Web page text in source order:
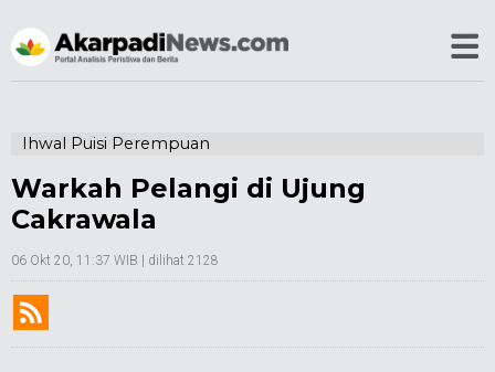
Ihwal Puisi Perempuan
Warkah Pelangi di Ujung
Cakrawala
06 Okt 20, 11:37 WIB | dilihat 2128